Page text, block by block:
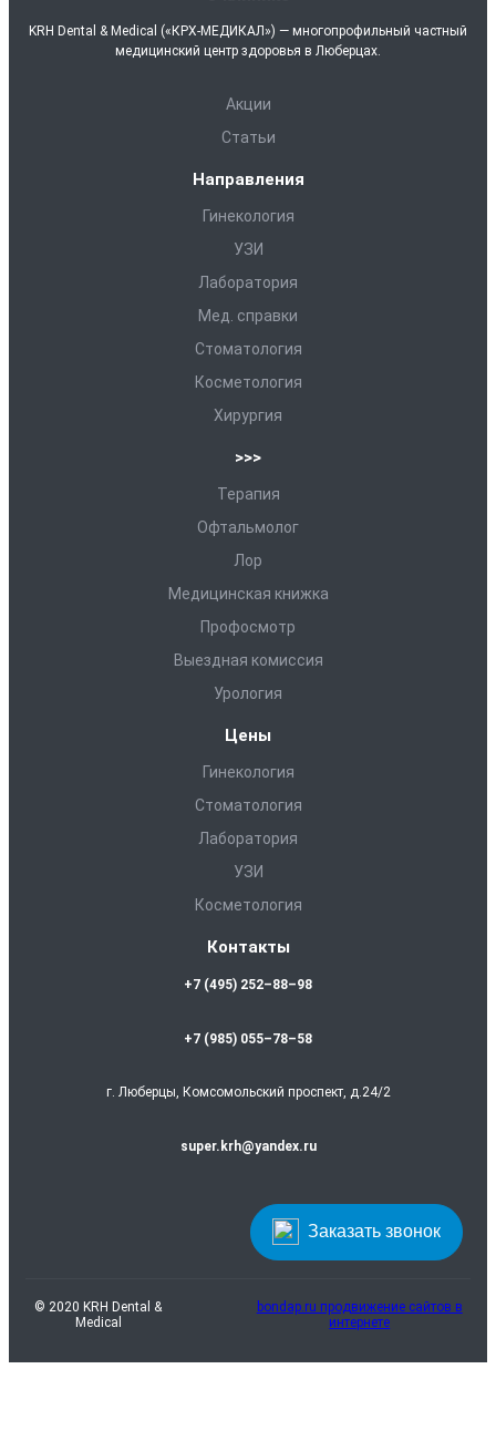
Заказать звонок
KRH Dental & Medical («КРХ-МЕДИКАЛ») — многопрофильный частный
медицинский центр здоровья в Люберцах.
Акции
Статьи
Направления
Гинекология
УЗИ
Лаборатория
Мед. справки
Стоматология
Косметология
Хирургия
>>>
Терапия
Офтальмолог
Лор
Медицинская книжка
Профосмотр
Выездная комиссия
Урология
Цены
Гинекология
Стоматология
Лаборатория
УЗИ
Косметология
Контакты
+7 (495) 252–88–98
+7 (985) 055–78–58
г. Люберцы, Комсомольский проспект, д.24/2
super.krh@yandex.ru
© 2020 KRH Dental &
Medical
bondap.ru продвижение сайтов в
интернете